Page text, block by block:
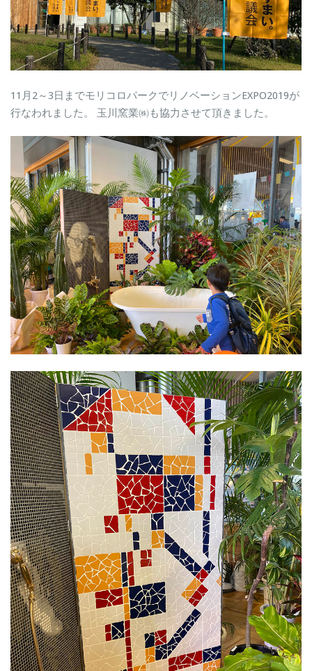
11月2～3日までモリコロパークでリノベーションEXPO2019が
行なわれました。 玉川窯業㈱も協力させて頂きました。